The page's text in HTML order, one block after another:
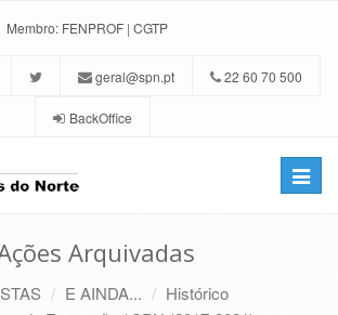
Membro: FENPROF | CGTP
geral@spn.pt 22 60 70 500
BackOffice
Toggle
Arquivadas
E AINDA...
Histórico